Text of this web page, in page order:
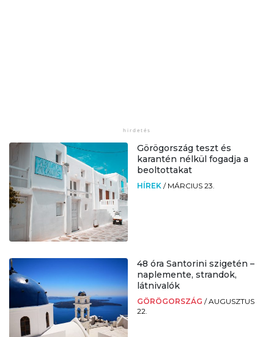
Görögország teszt és
karantén nélkül fogadja a
beoltottakat
HÍREK / MÁRCIUS 23.
48 óra Santorini szigetén –
naplemente, strandok,
látnivalók
GÖRÖGORSZÁG /AUGUSZTUS
22.